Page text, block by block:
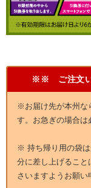
※※ ご注文い
※お届け先が本州な
す。お急ぎの場合は
※ 持ち帰り用の袋
分に差し上げること
さいますようお願い